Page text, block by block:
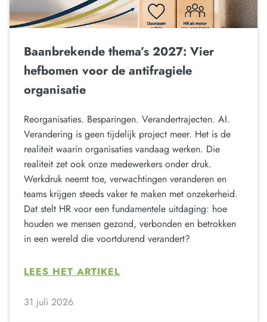
Baanbrekende thema’s 2027: Vier
hefbomen voor de antifragiele
organisatie
Reorganisaties. Besparingen. Verandertrajecten. AI.
Verandering is geen tijdelijk project meer. Het is de
realiteit waarin organisaties vandaag werken. Die
realiteit zet ook onze medewerkers onder druk.
Werkdruk neemt toe, verwachtingen veranderen en
teams krijgen steeds vaker te maken met onzekerheid.
Dat stelt HR voor een fundamentele uitdaging: hoe
houden we mensen gezond, verbonden en betrokken
in een wereld die voortdurend verandert?
LEES HET ARTIKEL
31 juli 2026